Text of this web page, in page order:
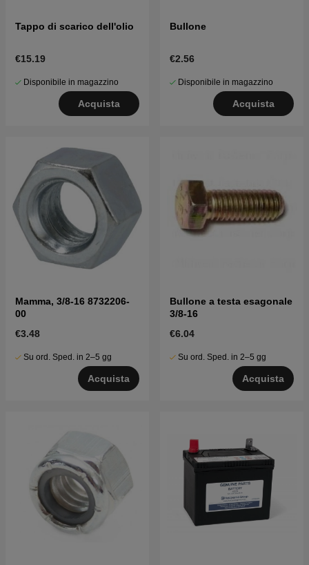
Tappo di scarico dell'olio
€15.19
Disponibile in magazzino
Acquista
Bullone
€2.56
Disponibile in magazzino
Acquista
Mamma, 3/8-16 8732206-
00
€3.48
Su ord. Sped. in 2–5 gg
Acquista
Bullone a testa esagonale
3/8-16
€6.04
Su ord. Sped. in 2–5 gg
Acquista